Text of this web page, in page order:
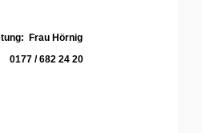
Frau Hörnig
24 20